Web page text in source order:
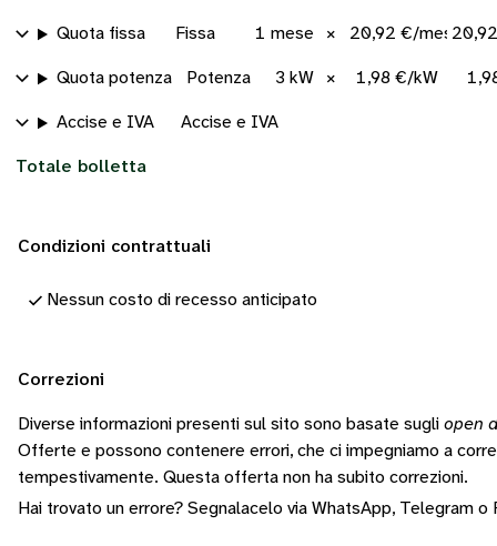
Quota fissa Fissa 1 mese × 20,92 €/mese
Quota potenza Potenza 3 kW × 1,98 €/kW
Accise e IVA Accise e IVA
Totale bolletta
Condizioni contrattuali
Nessun costo di recesso anticipato
Correzioni
Diverse informazioni presenti sul sito sono basate sugli open
Offerte e possono contenere errori, che ci impegniamo a
tempestivamente. Questa offerta non ha subito correzioni.
Hai trovato un errore? Segnalacelo via WhatsApp, Telegram o